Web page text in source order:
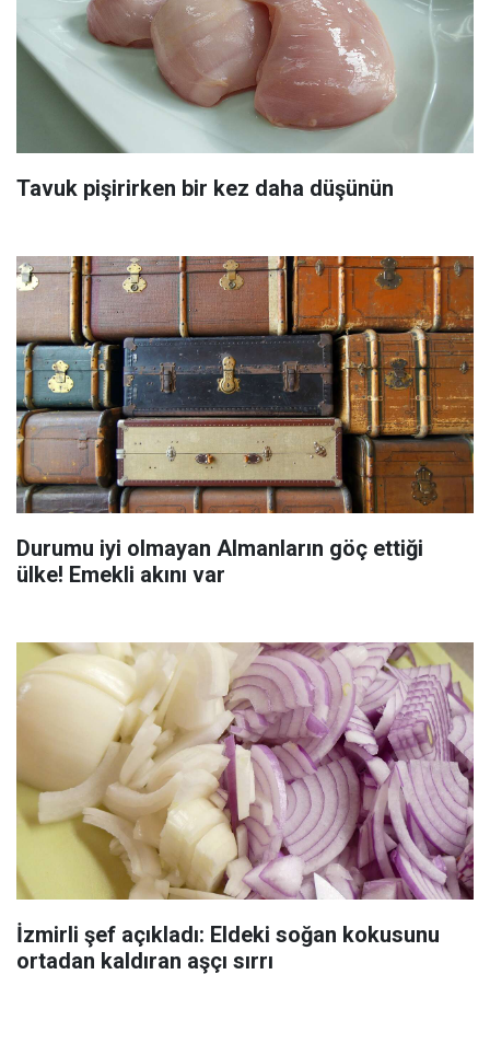
Tavuk pişirirken bir kez daha düşünün
Durumu iyi olmayan Almanların göç ettiği
ülke! Emekli akını var
İzmirli şef açıkladı: Eldeki soğan kokusunu
ortadan kaldıran aşçı sırrı